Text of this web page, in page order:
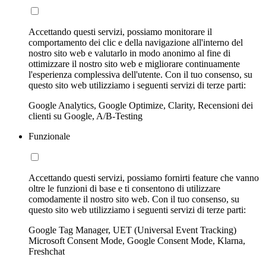
Accettando questi servizi, possiamo monitorare il
comportamento dei clic e della navigazione all'interno del
nostro sito web e valutarlo in modo anonimo al fine di
ottimizzare il nostro sito web e migliorare continuamente
l'esperienza complessiva dell'utente. Con il tuo consenso, su
questo sito web utilizziamo i seguenti servizi di terze parti:
Google Analytics, Google Optimize, Clarity, Recensioni dei
clienti su Google, A/B-Testing
Funzionale
Accettando questi servizi, possiamo fornirti feature che vanno
oltre le funzioni di base e ti consentono di utilizzare
comodamente il nostro sito web. Con il tuo consenso, su
questo sito web utilizziamo i seguenti servizi di terze parti:
Google Tag Manager, UET (Universal Event Tracking)
Microsoft Consent Mode, Google Consent Mode, Klarna,
Freshchat